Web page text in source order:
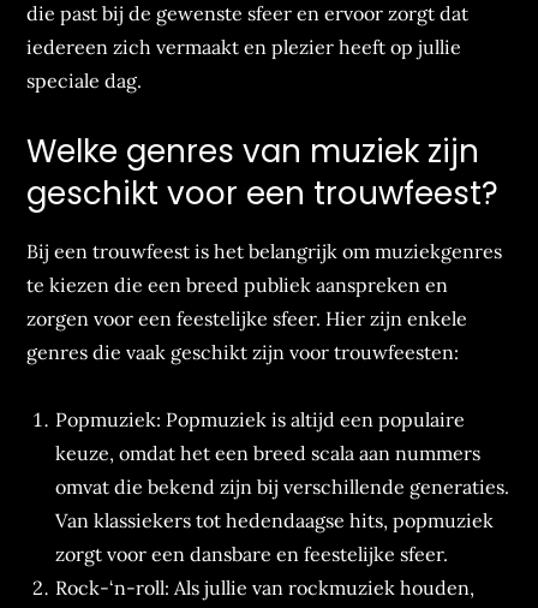
die past bij de gewenste sfeer en ervoor zorgt dat
iedereen zich vermaakt en plezier heeft op jullie
speciale dag.
Welke genres van muziek zijn
geschikt voor een trouwfeest?
Bij een trouwfeest is het belangrijk om muziekgenres
te kiezen die een breed publiek aanspreken en
zorgen voor een feestelijke sfeer. Hier zijn enkele
genres die vaak geschikt zijn voor trouwfeesten:
Popmuziek: Popmuziek is altijd een populaire
keuze, omdat het een breed scala aan nummers
omvat die bekend zijn bij verschillende generaties.
Van klassiekers tot hedendaagse hits, popmuziek
zorgt voor een dansbare en feestelijke sfeer.
Rock-‘n-roll: Als jullie van rockmuziek houden,